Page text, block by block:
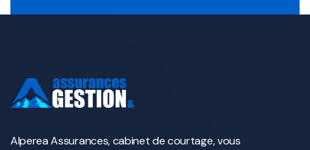
Alperea Assurances, cabinet de courtage, vous